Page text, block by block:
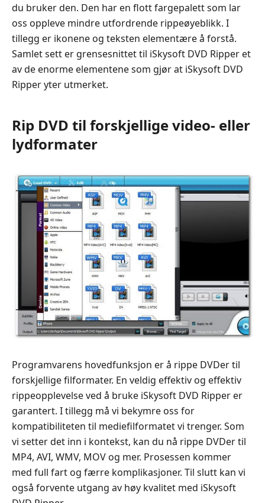
du bruker den. Den har en flott fargepalett som lar
oss oppleve mindre utfordrende rippeøyeblikk. I
tillegg er ikonene og teksten elementære å forstå.
Samlet sett er grensesnittet til iSkysoft DVD Ripper et
av de enorme elementene som gjør at iSkysoft DVD
Ripper yter utmerket.
Rip DVD til forskjellige video- eller
lydformater
Programvarens hovedfunksjon er å rippe DVDer til
forskjellige filformater. En veldig effektiv og effektiv
rippeopplevelse ved å bruke iSkysoft DVD Ripper er
garantert. I tillegg må vi bekymre oss for
kompatibiliteten til mediefilformatet vi trenger. Som
vi setter det inn i kontekst, kan du nå rippe DVDer til
MP4, AVI, WMV, MOV og mer. Prosessen kommer
med full fart og færre komplikasjoner. Til slutt kan vi
også forvente utgang av høy kvalitet med iSkysoft